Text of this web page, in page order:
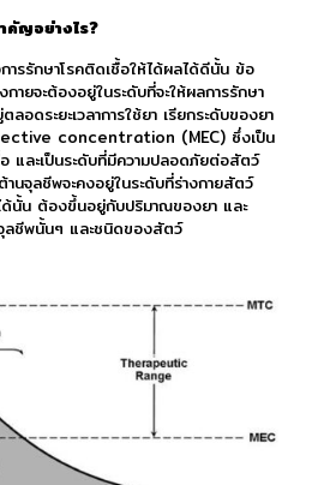
คัญอย่างไร?
ารรักษาโรคติดเชื้อให้ได้ผลได้ดีนั้น ข้อ
ายจะต้องอยู่ในระดับที่จะให้ผลการรักษา
อดระยะเวลาการใช้ยา เรียกระดับของยา
concentration (MEC) ซึ่งเป็น
และเป็นระดับที่มีความปลอดภัยต่อสัตว์
นจุลชีพจะคงอยู่ในระดับที่ร่างกายสัตว์
ด้นั้น ต้องขึ้นอยู่กับปริมาณของยา และ
ลชีพนั้นๆ และชนิดของสัตว์